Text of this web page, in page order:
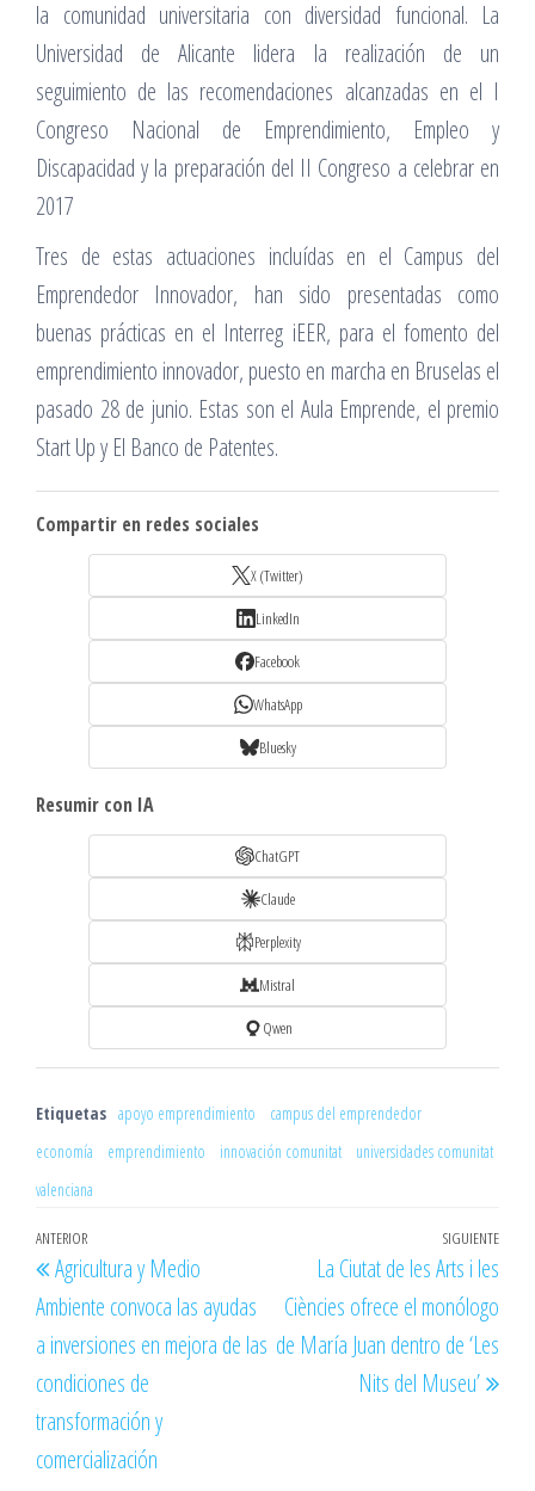
la comunidad universitaria con diversidad funcional. La
Universidad de Alicante lidera la realización de un
seguimiento de las recomendaciones alcanzadas en el I
Congreso Nacional de Emprendimiento, Empleo y
Discapacidad y la preparación del II Congreso a celebrar en
2017
Tres de estas actuaciones incluídas en el Campus del
Emprendedor Innovador, han sido presentadas como
buenas prácticas en el Interreg iEER, para el fomento del
emprendimiento innovador, puesto en marcha en Bruselas el
pasado 28 de junio. Estas son el Aula Emprende, el premio
Start Up y El Banco de Patentes.
Compartir en redes sociales
X (Twitter)
LinkedIn
Facebook
WhatsApp
Bluesky
Resumir con IA
ChatGPT
Claude
Perplexity
Mistral
Qwen
Etiquetas apoyo emprendimiento
campus del emprendedor
economía
emprendimiento innovación comunitat
universidades comunitat
valenciana
Navegación
de
entradas
Entrada
anterior
ANTERIOR
Agricultura y Medio
Ambiente convoca las ayudas
a inversiones en mejora de las
condiciones de
transformación y
comercialización
SIGUIENTE
La Ciutat de les Arts i les
Ciències ofrece el monólogo
de María Juan dentro de ‘Les
Nits del Museu’